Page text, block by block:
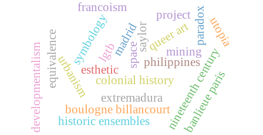
symbology
lgtb
saylorqueer art
esthetic
philippines
madrid
colonial history
urbanism nineteenth century
mining
paradox
project
space
equivalence
boulogne billancourt banlieue paris
francoism
developmentalism extremadura
historic ensembles
utopia